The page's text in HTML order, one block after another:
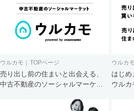
ウルカモ｜TOPページ
売り出し前の住まいと出会える、
中古不動産のソーシャルマーケッ
ウルカ
はじめ
ウルカ